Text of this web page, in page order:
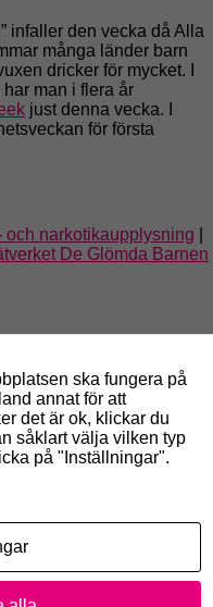
infaller den vecka då Alla
många länder barn
dricker för mycket. I
man i flera år
just denna vecka. I
för första
och narkotikaupplysning
De Glömda Barnen
|Stiftelsen Trygga
ska fungera på
annat för att
det är ok, klickar du
såklart välja vilken typ
på "Inställningar".
Dessa kakor